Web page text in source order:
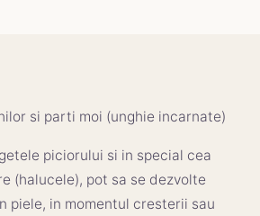
si parti moi (unghie incarnate)
piciorului si in special cea
(halucele), pot sa se dezvolte
piele, in momentul cresterii sau